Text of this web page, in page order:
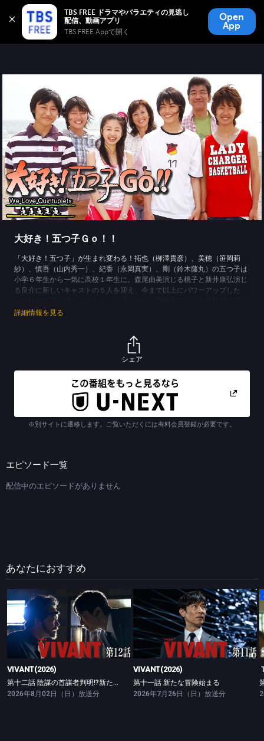
TBS FREE ドラマやバラエティの見逃し
TBS FREE Appで開く
Open
App
TBS FREE
無料見逃し配信
大好き！五つ子Ｇｏ！！
「大好き！五つ子」が生まれ変わる！拓也（栁澤貴彦）、美穂（笹岡莉
紗）、慎吾（山内秀一）、紀香（永岡真実）、剛（鈴木藤丸）の五つ子は
小学６年生から一気に高校１年生に。森尾由美演じる桃子と新井康弘演じ
る良介に新しいキャストの５人を迎え、今まで以上にパワーアップした
子たちは将来の夢、自分探し、恋、勉強、アルバイト…様々な青春の悩み
の子供たちにはなかなか気持ちが届かない。反発するばかりの子供たち
が、時には憎たらしくなることも。いつしか家族の気持ちはそれぞれ違っ
た方向に向かっているように桃子は感じ始める。成長し、今まで以上に現
実的な問題に直面してもがいている五つ子たち。喫煙、性の問題、進
学…。彼らに振り回されながらも、明るく、笑顔を忘れずに子供たちを見
つめようとする桃子と良介。子供たちは「家族の絆」に改めて気付くこと
ができるのか？苦労が５倍なら、喜びも５倍。誰かがいつも自分のことを
考えていてくれる、ということを知った時、桜井家の五つ子たちはまた一
歩成長しているはずだ。
詳細情報を見る
シェア
※別サイトに遷移します。ご覧いただくには有料会員登録が必要です。
エピソード一覧
配信中のエピソードがありません
あなたにおすすめ
VIVANT(2026)
VIVANT(2026)
第十二話 陰謀の首謀者判明!?新たな仲間との対峙
2026年8月02日（日）放送分
VIVANT(2026)
第十一話 新たな冒険始まる
VIVANT(2026)
第十一話 新たな冒険始まる
2026年7月26日（日）放送分